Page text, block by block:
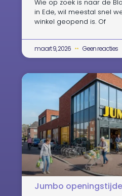
Wie op zoek is naar de
in Ede, wil meestal snel
winkel geopend is. Of
maart 9, 2026 Geen reacties
Jumbo